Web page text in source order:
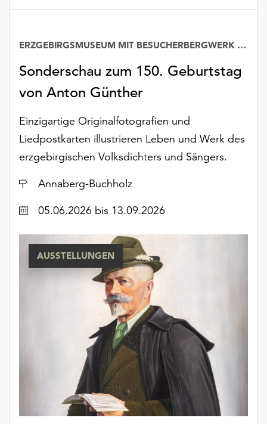
die
die
Schaltfläche
„Auswählen“.
Weitere
finden
Sie
unserer
Datenschutzerklärung
dem
Sonderschau zum 150. Geburtstag
von Anton Günther
ERZGEBIRGSMUSEUM MIT BESUCHERBERGWERK „IM GÖSSNER“
Einzigartige Originalfotografien und
Liedpostkarten illustrieren Leben und Werk des
erzgebirgischen Volksdichters und Sängers.
Ort
Annaberg-Buchholz
Datum05.06.2026 bis 13.09.2026
AUSSTELLUNGEN